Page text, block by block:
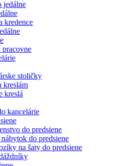
jedálne
kredence
pracovne
stoličky
kreslám
kreslá
kancelárie
do predsiene
do predsiene
na šaty do predsiene